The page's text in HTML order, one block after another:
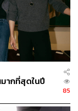
ากที่สุดในปี
85